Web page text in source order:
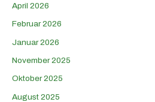
April 2026
Februar 2026
Januar 2026
November 2025
Oktober 2025
August 2025